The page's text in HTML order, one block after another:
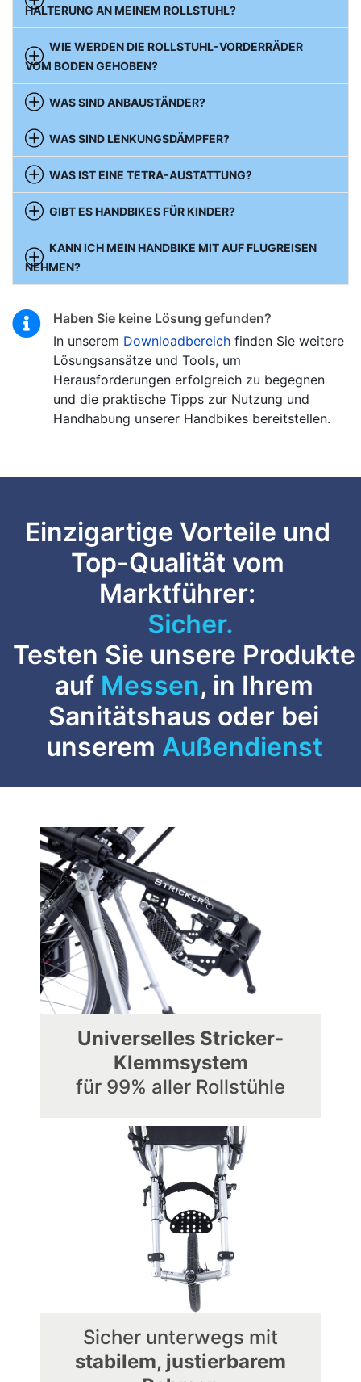
HALTERUNG AN MEINEM ROLLSTUHL?
WIE WERDEN DIE ROLLSTUHL-VORDERRÄDER
VOM BODEN GEHOBEN?
WAS SIND ANBAUSTÄNDER?
WAS SIND LENKUNGSDÄMPFER?
WAS IST EINE TETRA-AUSTATTUNG?
GIBT ES HANDBIKES FÜR KINDER?
KANN ICH MEIN HANDBIKE MIT AUF FLUGREISEN
NEHMEN?
Haben Sie keine Lösung gefunden?
In unserem Downloadbereich finden Sie weitere
Lösungsansätze und Tools, um
Herausforderungen erfolgreich zu begegnen
und die praktische Tipps zur Nutzung und
Handhabung unserer Handbikes bereitstellen.
Einzigartige Vorteile und
Top-Qualität vom
Marktführer:
Sicher.
Testen Sie unsere Produkte
auf Messen, in Ihrem
Sanitätshaus oder bei
unserem Außendienst
Universelles Stricker-
Klemmsystem
für 99% aller Rollstühle
Sicher unterwegs mit
stabilem, justierbarem